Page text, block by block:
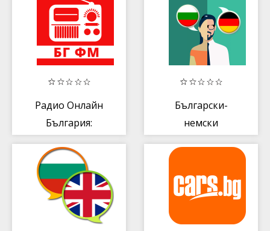
Радио Онлайн
България:
радиостанции
Български-
немски